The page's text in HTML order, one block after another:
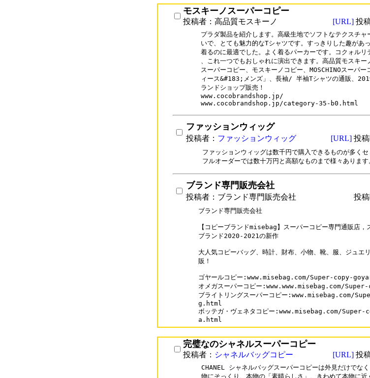
モスキーノスーパーコピー
投稿者：高品質モスキーノ
[URL] 投
プラダ製品を紹介します。高級生地でソフトなテクスチ
いで、とても魅力的なTシャツです。すっきりした趣があ
着るのに最適でした。よく着るパーカーです。コクォルリ
、これ一つでもおしゃれに演出できます。高品質モスキ
スーパーコピー、モスキーノコピー、MOSCHINOスーパー
ィース&#183;メンズ」、長袖/ 半袖Tシャツの通販、
ランドショップ販売！
www.cocobrandshop.jp/
www.cocobrandshop.jp/category-35-b0.html
ファッションウィッグ
投稿者： ファッションウィッグ [URL] 投
ファッションウィッグは数千円で購入できるものが多く
ブランド専門販売会社
投稿者：ブランド専門販売会社
投
ブランド専門販売会社
【コピーブランドmisebag】スーパーコピー専門通販店，
ブランド2020-2021の新作
大人気コピーバッグ、時計、財布、小物、靴、服、ジュエ
販！
ゴヤールコピー:www.misebag.com/Super-copy-
オメガスーパーコピー:www.www.misebag.com/
ブライトリングスーパーコピー:www.misebag.com/
g.html
ボッテガ・ヴェネタコピー:www.misebag.com/
a.html
完璧なのシャネルスーパーコピー
投稿者： シャネルバッグコピー [URL] 投
CHANEL シャネルバッグスーパーコピーは外見だけでな
物にそっくり、本物の「素晴らしさ」、きわめて本物に近